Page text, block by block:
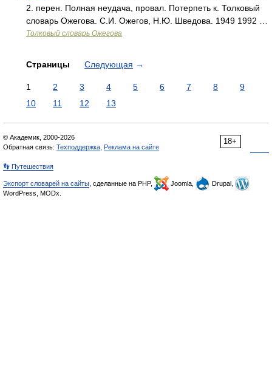
2. перен. Полная неудача, провал. Потерпеть к. Толковый
словарь Ожегова. С.И. Ожегов, Н.Ю. Шведова. 1949 1992 …
Толковый словарь Ожегова
Страницы Следующая →
1 2 3 4 5 6 7 8
9
10
11 12 13
18+
© Академик, 2000-2026
Обратная связь: Техподдержка Реклама на сайте
👣 Путешествия
Экспорт словарей на сайты , сделанные на PHP, Joomla,
Drupal,
WordPress, MODx.